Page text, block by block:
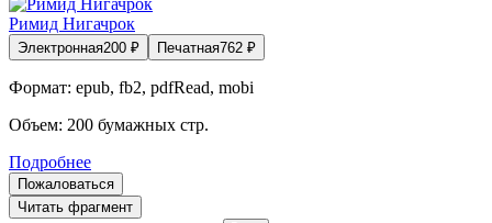
Римид Нигачрок
Электронная200 ₽ Печатная762 ₽
Формат: epub, fb2, pdfRead, mobi
Объем: 200 бумажных стр.
Подробнее
Пожаловаться
Читать фрагмент